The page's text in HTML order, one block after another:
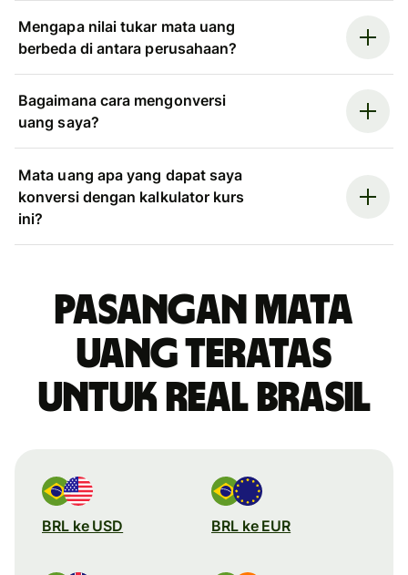
Mengapa nilai tukar mata uang
berbeda di antara perusahaan?
Bagaimana cara mengonversi
uang saya?
Mata uang apa yang dapat saya
konversi dengan kalkulator kurs
ini?
Pasangan mata
uang teratas
untuk real Brasil
BRL ke USD BRL ke EUR